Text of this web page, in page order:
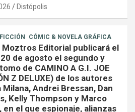
Distópolis
CÓMIC & NOVELA GRÁFICA
Moztros Editorial publicará el
de agosto el segundo y
de CAMINO A G.I. JOE
Z DELUXE) de los autores
Milana, Andrei Bressan, Dan
Kelly Thompson y Marco
en el que espionaje, alianzas